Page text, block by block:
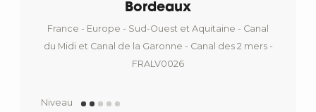
Bordeaux
France - Europe - Sud-Ouest et Aquitaine - Canal
du Midi et Canal de la Garonne - Canal des 2 mers -
FRALV0026
Niveau